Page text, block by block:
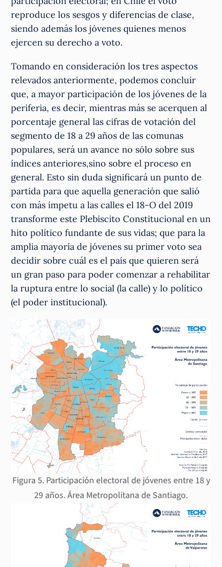
reproduce los sesgos y diferencias de clase,
siendo además los jóvenes quienes menos
ejercen su derecho a voto.
Tomando en consideración los tres aspectos
relevados anteriormente, podemos concluir
que, a mayor participación de los jóvenes de la
periferia, es decir, mientras más se acerquen al
porcentaje general las cifras de votación del
segmento de 18 a 29 años de las comunas
populares, será un avance no sólo sobre sus
índices anteriores,sino sobre el proceso en
general. Esto sin duda significará un punto de
partida para que aquella generación que salió
con más ímpetu a las calles el 18-O del 2019
transforme este Plebiscito Constitucional en un
hito político fundante de sus vidas; que para la
amplia mayoría de jóvenes su primer voto sea
decidir sobre cuál es el país que quieren será
un gran paso para poder comenzar a rehabilitar
la ruptura entre lo social (la calle) y lo político
(el poder institucional).
Figura 5. Participación electoral de jóvenes entre 18 y
29 años. Área Metropolitana de Santiago.